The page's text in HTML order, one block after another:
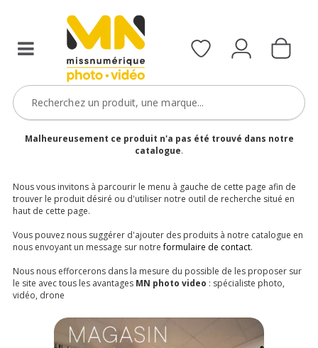
Malheureusement ce produit n'a pas été trouvé dans notre
catalogue.
Nous vous invitons à parcourir le menu à gauche de cette page afin de
trouver le produit désiré ou d'utiliser notre outil de recherche situé en
haut de cette page.
Vous pouvez nous suggérer d'ajouter des produits à notre catalogue en
nous envoyant un message sur notreformulaire de contact.
Nous nous efforcerons dans la mesure du possible de les proposer sur
le site avec tous les avantages MN photo video : spécialiste photo,
vidéo, drone